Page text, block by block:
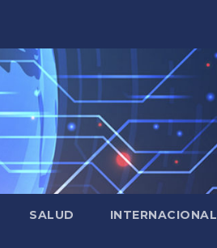
SALUD INTERNACIONAL